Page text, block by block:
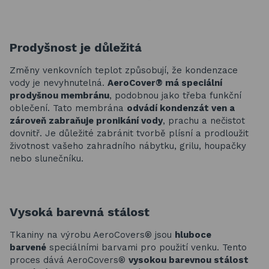
Prodyšnost je důležitá
Změny venkovních teplot způsobují, že kondenzace
vody je nevyhnutelná. AeroCover® má speciální
prodyšnou membránu, podobnou jako třeba funkční
oblečení. Tato membrána odvádí kondenzát ven a
zároveň zabraňuje pronikání vody, prachu a nečistot
dovnitř. Je důležité zabránit tvorbě plísní a prodloužit
životnost vašeho zahradního nábytku, grilu, houpačky
nebo slunečníku.
Vysoká barevná stálost
Tkaniny na výrobu AeroCovers® jsou hluboce
barvené speciálními barvami pro použití venku. Tento
proces dává AeroCovers® vysokou barevnou stálost